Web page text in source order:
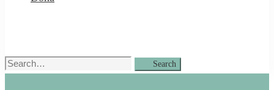
Search
Search